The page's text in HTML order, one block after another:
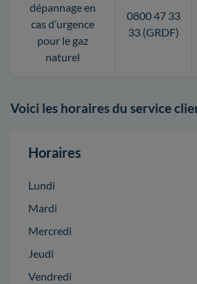
dépannage en
cas d’urgence
pour le gaz
naturel
0800 47 33
33 (GRDF)
Voici les horaires du service
Horaires
Lundi
Mardi
Mercredi
Jeudi
Vendredi